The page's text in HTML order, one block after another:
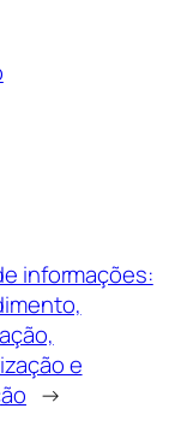
informações:
e
→